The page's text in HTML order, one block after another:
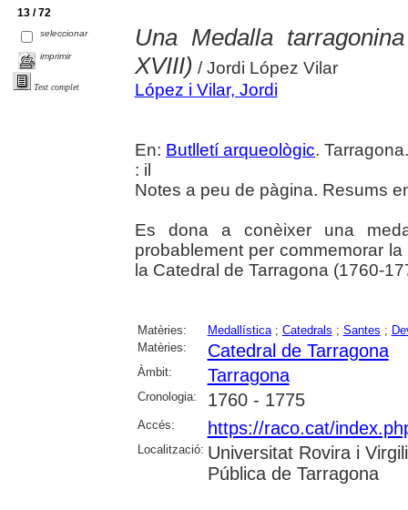
13 / 72
seleccionar
imprimir
Text complet
Una Medalla
XVIII) / Jordi López Vilar
López i Vilar, Jordi
En: Butlletí arqueològic.
: il
Notes a peu de pàgina. Resums
Es dona a conèixer una
probablement per commemorar
la Catedral de Tarragona (1760-
Matèries: Medallística; Catedrals ; Santes ;
Matèries:
Catedral de Tarragona
Àmbit: Tarragona
Cronologia: 1760 - 1775
Accés: https://raco.cat/
Localització: Universitat Rovira i
Pública de Tarragona